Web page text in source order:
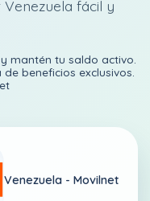
fácil y
mantén tu saldo activo.
beneficios exclusivos.
Venezuela - Movilnet